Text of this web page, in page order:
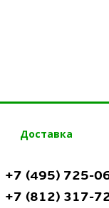
Доставка
+7 (495) 725-
+7 (812) 317-